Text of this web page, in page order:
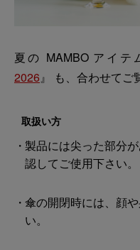
夏の MAMBO アイテ
2026』 も、合わせてご
取扱い方
製品には尖った部分
認してご使用下さい。
傘の開閉時には、顔
い。